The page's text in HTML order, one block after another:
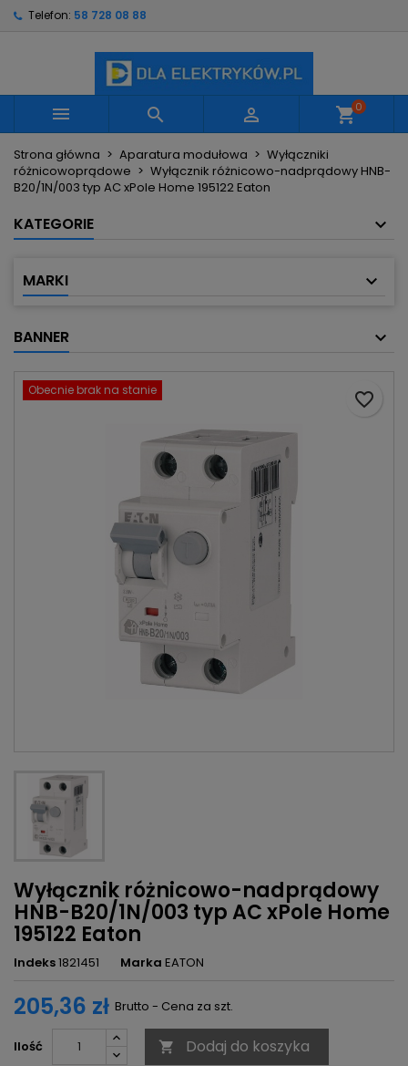
Telefon: 58 728 08 88
   shopping_cart0
Strona główna Aparatura modułowa
Wyłączniki
różnicowoprądowe
Wyłącznik różnicowo-nadprądowy HNB-
B20/1N/003 typ AC xPole Home 195122 Eaton
KATEGORIE
MARKI
BANNER
Obecnie brak na stanie
Wyłącznik różnicowo-nadprądowy
HNB-B20/1N/003 typ AC xPole Home
195122 Eaton
Indeks1821451 Marka EATON
205,36 zł Brutto - Cena za szt.
Ilość  Dodaj do koszyka
favorite_border
Utwórz nową listę
Nazwa listy życzeń
Anuluj Utwórz listę życzeń
Musisz być zalogowany by zapisać produkty na
swojej liście życzeń.
Anuluj Zaloguj się